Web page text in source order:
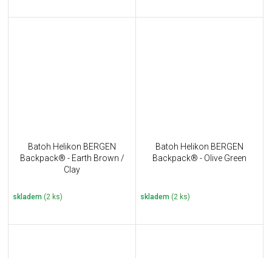
Batoh Helikon BERGEN
Backpack® - Earth Brown /
Clay
skladem (2 ks)
Batoh Helikon BERGEN
Backpack® - Olive Green
skladem (2 ks)